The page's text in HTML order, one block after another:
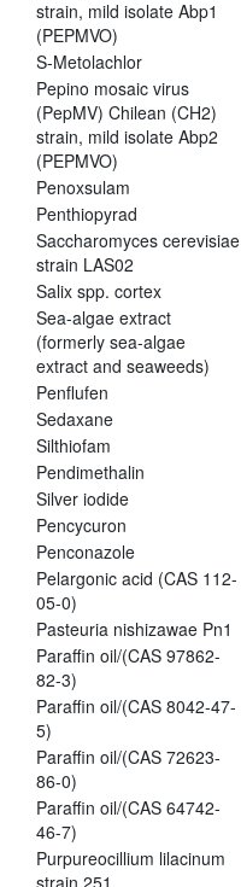
strain, mild isolate Abp1
(PEPMVO)
S-Metolachlor
Pepino mosaic virus
(PepMV) Chilean (CH2)
strain, mild isolate Abp2
(PEPMVO)
Penoxsulam
Penthiopyrad
Saccharomyces cerevisiae
strain LAS02
Salix spp. cortex
Sea-algae extract
(formerly sea-algae
extract and seaweeds)
Penflufen
Sedaxane
Silthiofam
Pendimethalin
Silver iodide
Pencycuron
Penconazole
Pelargonic acid (CAS 112-
05-0)
Pasteuria nishizawae Pn1
Paraffin oil/(CAS 97862-
82-3)
Paraffin oil/(CAS 8042-47-
5)
Paraffin oil/(CAS 72623-
86-0)
Paraffin oil/(CAS 64742-
46-7)
Purpureocillium lilacinum